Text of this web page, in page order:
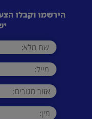
הירשמו וקבלו